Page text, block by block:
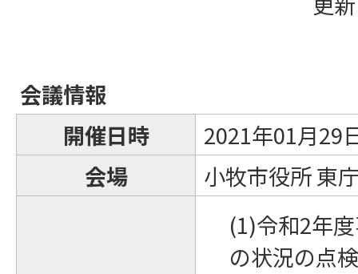
会議情報
開催日時
2021年01月29
会場
小牧市役所 東
(1)令和2年
の状況の点